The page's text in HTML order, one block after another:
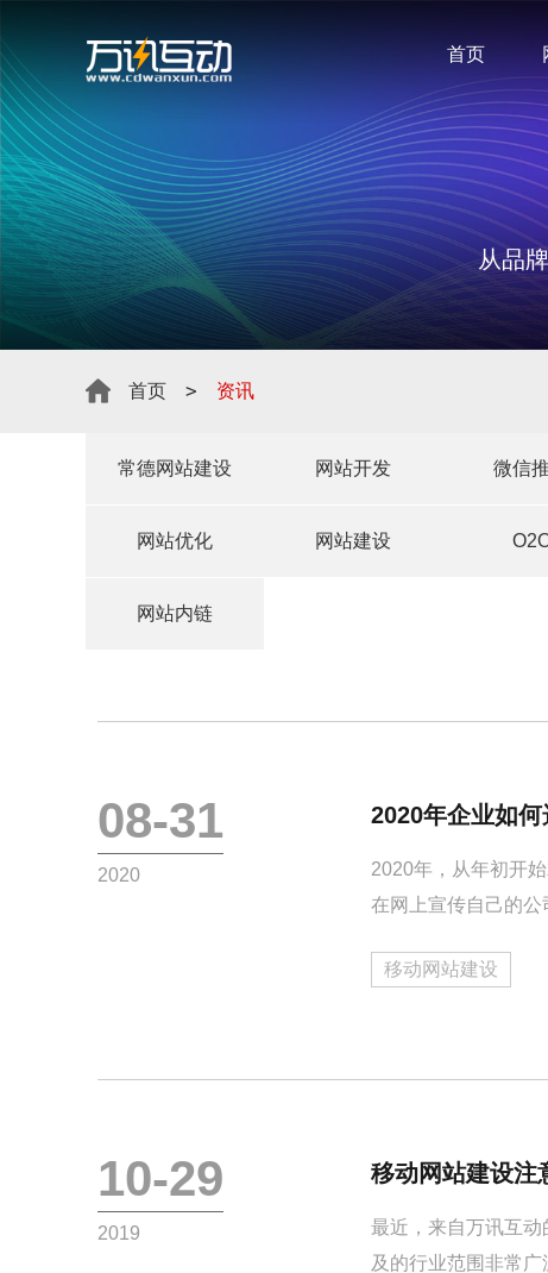
首页
从品
首页 > 资讯
常德网站建设 网站开发 微信
网站优化 网站建设
网站内链
08-31
2020
2020年企业如
2020年，从年初开
在网上宣传自己的公
移动网站建设
10-29
2019
移动网站建设注
最近，来自万讯互
及的行业范围非常